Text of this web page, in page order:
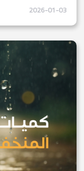
2026-01-03